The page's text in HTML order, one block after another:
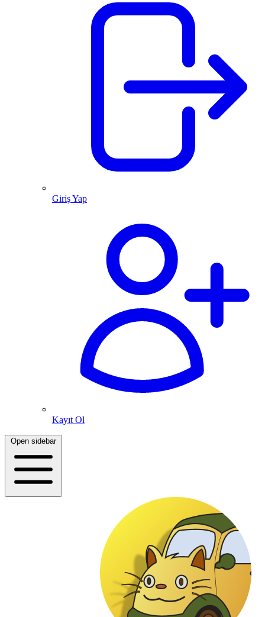
Giriş Yap
Kayıt Ol
Open sidebar